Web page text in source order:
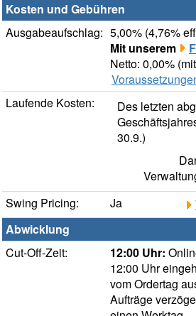
Kosten und Gebühren
Ausgabeaufschlag: 5,00% (4,76%
Mit unserem
Netto: 0,00%
Laufende Kosten:
Des letzten
30.9.)
Swing Pricing:
Ja
Abwicklung
Cut-Off-Zeit:
12:00 Uhr:
12:00 Uhr
vom Ordertag
Aufträge